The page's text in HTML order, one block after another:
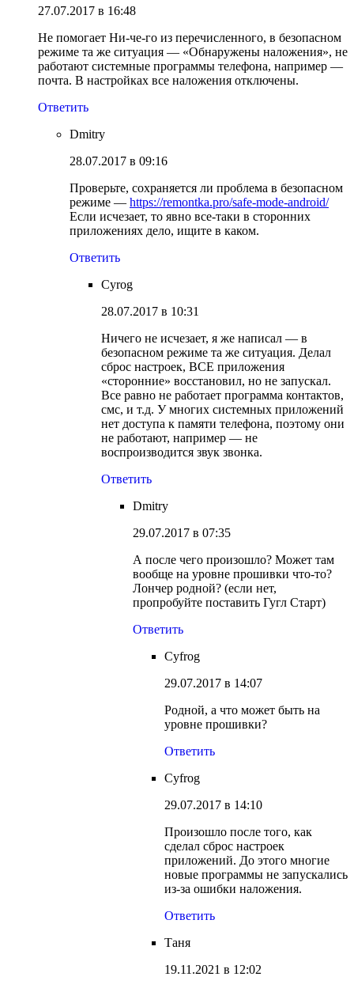
27.07.2017 в 16:48
Не помогает Ни-че-го из перечисленного, в безопасном
режиме та же ситуация — «Обнаружены наложения», не
работают системные программы телефона, например —
почта. В настройках все наложения отключены.
Ответить
Dmitry
28.07.2017 в 09:16
Проверьте, сохраняется ли проблема в безопасном
режиме — https://remontka.pro/safe-mode-android/
Если исчезает, то явно все-таки в сторонних
приложениях дело, ищите в каком.
Ответить
Cyrog
28.07.2017 в 10:31
Ничего не исчезает, я же написал — в
безопасном режиме та же ситуация. Делал
сброс настроек, ВСЕ приложения
«сторонние» восстановил, но не запускал.
Все равно не работает программа контактов,
смс, и т.д. У многих системных приложений
нет доступа к памяти телефона, поэтому они
не работают, например — не
воспроизводится звук звонка.
Ответить
Dmitry
29.07.2017 в 07:35
А после чего произошло? Может там
вообще на уровне прошивки что-то?
Лончер родной? (если нет,
пропробуйте поставить Гугл Старт)
Ответить
Cyfrog
29.07.2017 в 14:07
Родной, а что может быть на
уровне прошивки?
Ответить
Cyfrog
29.07.2017 в 14:10
Произошло после того, как
сделал сброс настроек
приложений. До этого многие
новые программы не запускались
из-за ошибки наложения.
Ответить
Таня
19.11.2021 в 12:02